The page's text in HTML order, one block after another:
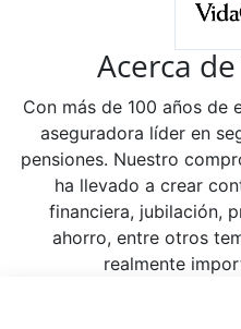
Acerca
Con más de 100 años de
aseguradora líder en
pensiones. Nuestro
ha llevado a crear
financiera, jubilación,
ahorro, entre otros
realmente